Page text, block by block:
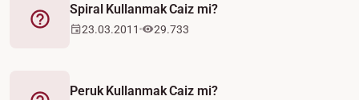
Fetva
Spiral Kullanmak Caiz mi?
23.03.2011 29.733
Peruk Kullanmak Caiz mi?